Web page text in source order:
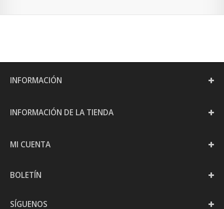
INFORMACIÓN
INFORMACIÓN DE LA TIENDA
MI CUENTA
BOLETÍN
SÍGUENOS